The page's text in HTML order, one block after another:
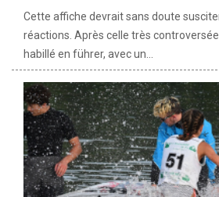
Cette affiche devrait sans doute
réactions. Après celle très
habillé en führer, avec un...